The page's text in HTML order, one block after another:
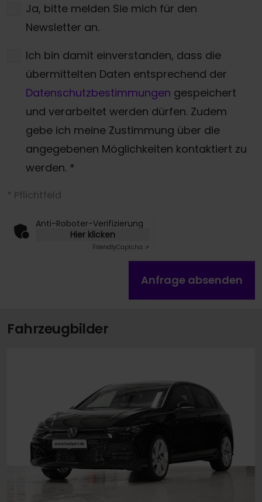
Ja, bitte melden Sie mich für den
Newsletter an.
Ich bin damit einverstanden, dass die
übermittelten Daten entsprechend der
Datenschutzbestimmungen gespeichert
und verarbeitet werden dürfen. Zudem
gebe ich meine Zustimmung über die
angegebenen Möglichkeiten kontaktiert zu
werden. *
* Pflichtfeld
Anti-Roboter-Verifizierung
Hier klicken
FriendlyCaptcha ⇗
Anfrage absenden
Fahrzeugbilder